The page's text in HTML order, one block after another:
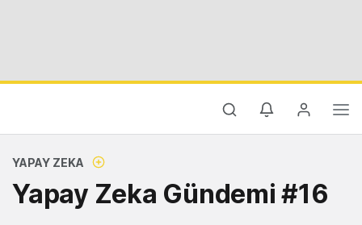
YAPAY ZEKA
Yapay Zeka Gündemi #16